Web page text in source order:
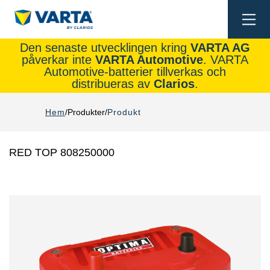
Den senaste utvecklingen kring VARTA AG
påverkar inte VARTA Automotive. VARTA
Automotive-batterier tillverkas och
distribueras av Clarios.
Hem Produkter Produkt
RED TOP 808250000